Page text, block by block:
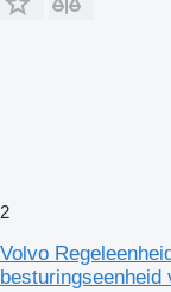
2
Volvo
besturingseenheid